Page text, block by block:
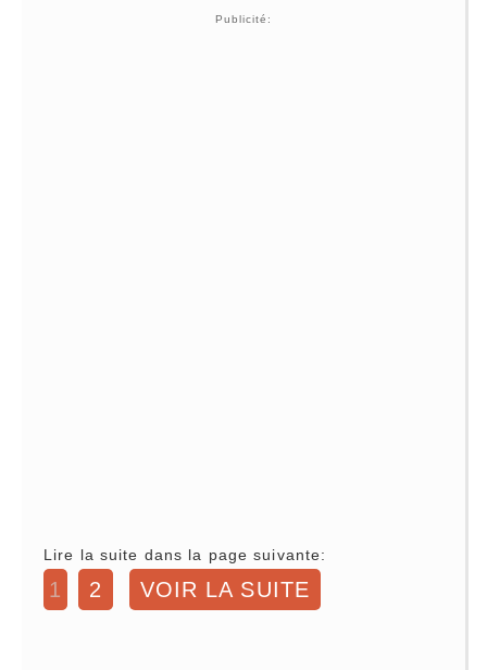
Publicité:
Lire la suite dans la page suivante:
1 2 VOIR LA SUITE